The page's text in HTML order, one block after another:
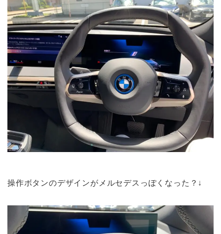
操作ボタンのデザインがメルセデスっぽくなった？↓